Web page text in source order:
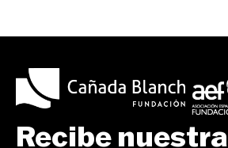
Recibe nuestra